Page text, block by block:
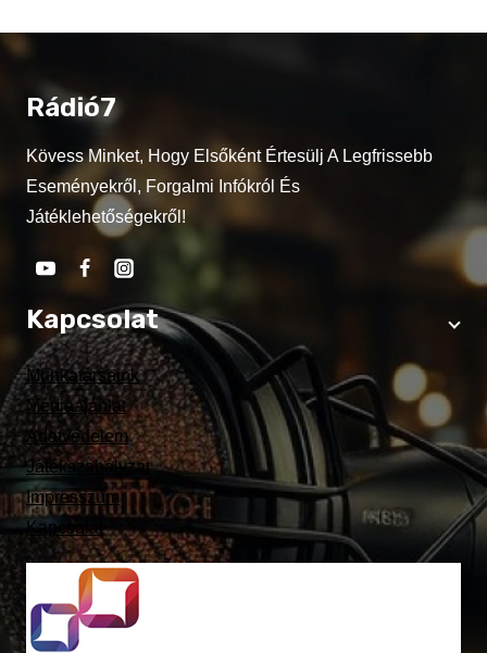
Rádió7
Kövess Minket, Hogy Elsőként Értesülj A Legfrissebb
Eseményekről, Forgalmi Infókról És
Játéklehetőségekről!
Kapcsolat
Munkatársaink
Médiaajánlat
Adatvédelem
Játékszabályzat
Impresszum
Kapcsolat